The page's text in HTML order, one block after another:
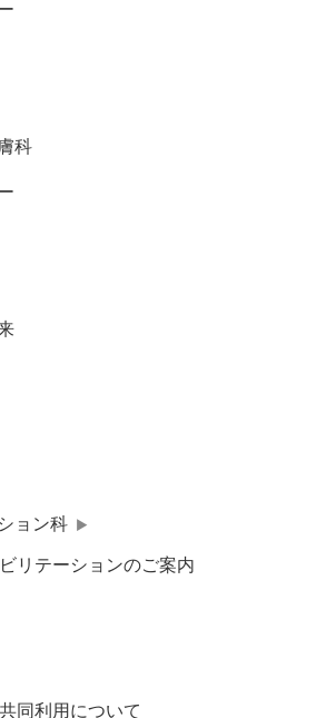
科
ョン科
リテーションのご案内
同利用について